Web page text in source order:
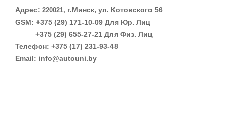
Адрес: 220021, г.Минск, ул. Котовского 56
GSM: +375 (29) 171-10-09 Для Юр. Лиц
+375 (29) 655-27-21 Для Физ. Лиц
Телефон: +375 (17) 231-93-48
Email: info@autouni.by